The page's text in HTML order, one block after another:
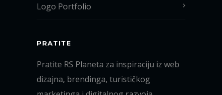
Logo Portfolio
PRATITE
Pratite RS Planeta za inspiraciju iz web
dizajna, brendinga, turističkog